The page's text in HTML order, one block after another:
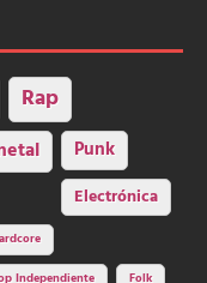
Rap
Punk
Electrónica
Independiente Folk